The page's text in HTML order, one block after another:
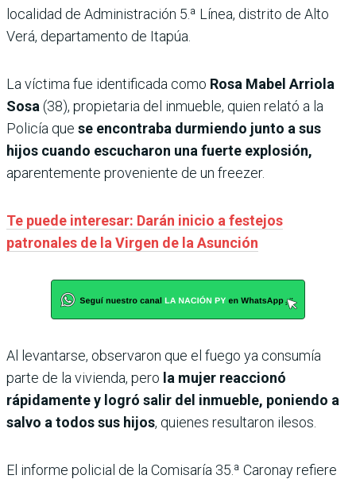
localidad de Administración 5.ª Línea, distrito de Alto
Verá, departamento de Itapúa.
La víctima fue identificada como Rosa Mabel Arriola
Sosa (38), propietaria del inmueble, quien relató a la
Policía que se encontraba durmiendo junto a sus
hijos cuando escucharon una fuerte explosión,
aparentemente proveniente de un freezer.
Te puede interesar: Darán inicio a festejos
patronales de la Virgen de la Asunción
Al levantarse, observaron que el fuego ya consumía
parte de la vivienda, pero la mujer reaccionó
rápidamente y logró salir del inmueble, poniendo a
salvo a todos sus hijos, quienes resultaron ilesos.
El informe policial de la Comisaría 35.ª Caronay refiere